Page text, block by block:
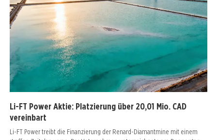
Li-FT Power Aktie: Platzierung über 20,01 Mio. CAD
vereinbart
Li-FT Power treibt die Finanzierung der Renard-Diamantmine mit einem